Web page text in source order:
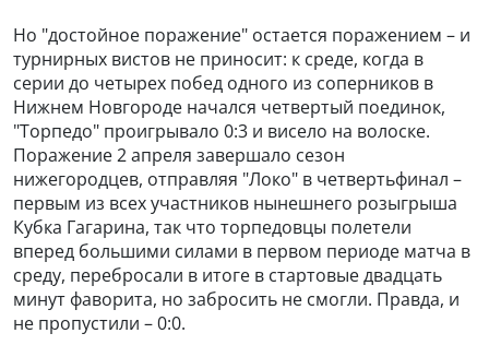
Но "достойное поражение" остается поражением – и
турнирных вистов не приносит: к среде, когда в
серии до четырех побед одного из соперников в
Нижнем Новгороде начался четвертый поединок,
"Торпедо" проигрывало 0:3 и висело на волоске.
Поражение 2 апреля завершало сезон
нижегородцев, отправляя "Локо" в четвертьфинал –
первым из всех участников нынешнего розыгрыша
Кубка Гагарина, так что торпедовцы полетели
вперед большими силами в первом периоде матча в
среду, перебросали в итоге в стартовые двадцать
минут фаворита, но забросить не смогли. Правда, и
не пропустили – 0:0.